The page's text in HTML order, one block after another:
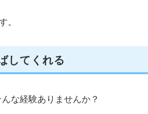
。
してくれる
な経験ありませんか？